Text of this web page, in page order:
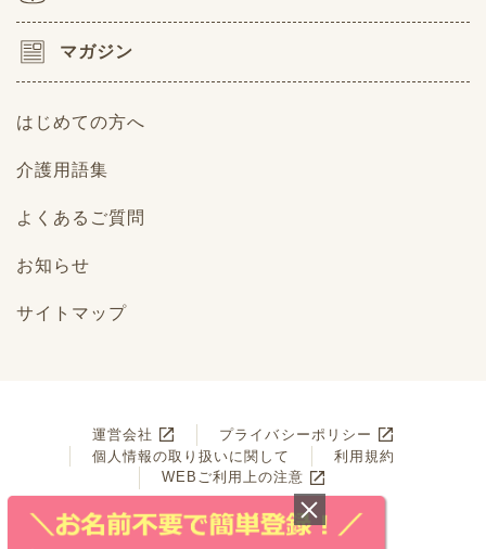
マガジン
はじめての方へ
介護用語集
よくあるご質問
お知らせ
サイトマップ
運営会社
プライバシーポリシー
個人情報の取り扱いに関して
利用規約
WEBご利用上の注意